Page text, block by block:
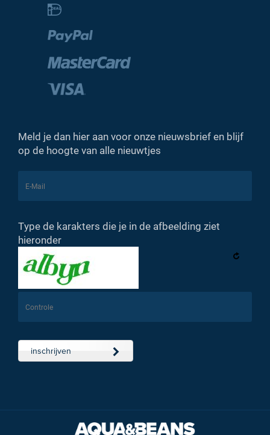
Meld je dan hier aan voor onze nieuwsbrief en blijf
op de hoogte van alle nieuwtjes
Type de karakters die je in de afbeelding ziet
hieronder
inschrijven